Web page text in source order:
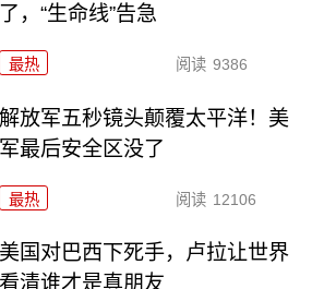
了，“生命线”告急
最热 阅读 9386
解放军五秒镜头颠覆太平洋！美
军最后安全区没了
最热 阅读 12106
美国对巴西下死手，卢拉让世界
看清谁才是真朋友